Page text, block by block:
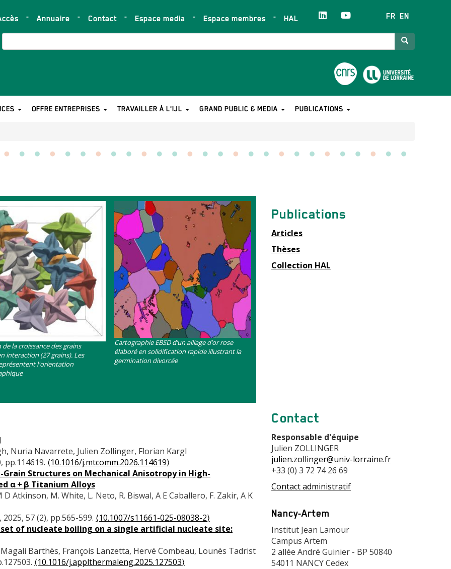
Annuaire Contact Espace media Espace membres HAL FR EN
Search
OFFRE ENTREPRISES TRAVAILLER À L'IJL GRAND PUBLIC & MEDIA PUBLICATIONS
la croissance des grains
interaction (27 grains). Les
l'orientation
Image
Contenu
Cartographie EBSD d’un alliage d’or rose
élaboré en solidification rapide illustrant la
germination divorcée
Nuria Navarrete, Julien Zollinger, Florian Kargl
pp.114619. ⟨10.1016/j.mtcomm.2026.114619⟩
Structures on Mechanical Anisotropy in High-
α + β Titanium Alloys
Atkinson, M. White, L. Neto, R. Biswal, A E Caballero, F. Zakir, A K
, 2025, 57 (2), pp.565-599. ⟨10.1007/s11661-025-08038-2⟩
of nucleate boiling on a single artificial nucleate site:
Barthès, François Lanzetta, Hervé Combeau, Lounès Tadrist
⟨10.1016/j.applthermaleng.2025.127503⟩
Contact
équipe
Publications
Articles
Thèses
Collection HAL
Contact
Responsable d'équipe
Julien ZOLLINGER
julien.zollinger@univ-lorraine.fr
+33 (0) 3 72 74 26 69
Contact administratif
Nancy-Artem
Adresse
Institut Jean Lamour
Campus Artem
2 allée André Guinier - BP 50840
54011 NANCY Cedex